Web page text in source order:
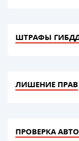
ШТРАФЫ
ЛИШЕНИЕ ПРАВ
ПРОВЕРКА